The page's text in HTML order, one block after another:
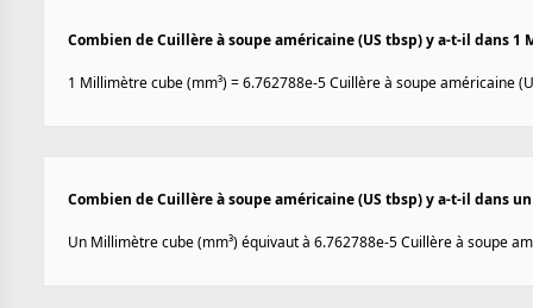
Combien de Cuillère à soupe américaine (US tbsp) y a-t-il dans 1
1 Millimètre cube (mm³) = 6.762788e-5 Cuillère à soupe américaine
Combien de Cuillère à soupe américaine (US tbsp) y a-t-il dans
Un Millimètre cube (mm³) équivaut à 6.762788e-5 Cuillère à soupe